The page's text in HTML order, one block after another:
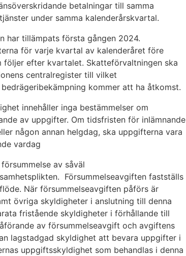
betalningar till samma
under samma kalenderårskvartal.
har tillämpats första gången 2024.
för varje kvartal av kalenderåret före
följer efter kvartalet. Skatteförvaltningen ska
centralregister till vilket
kommer att ha åtkomst.
innehåller inga bestämmelser om
av uppgifter. Om tidsfristen för inlämnande
någon annan helgdag, ska uppgifterna vara
vardag
av såväl
Försummelseavgiften fastställs
När försummelseavgiften påförs är
övriga skyldigheter i anslutning till denna
fristående skyldigheter i förhållande till
av försummelseavgift och avgiftens
lagstadgad skyldighet att bevara uppgifter i
uppgiftsskyldighet som behandlas i denna